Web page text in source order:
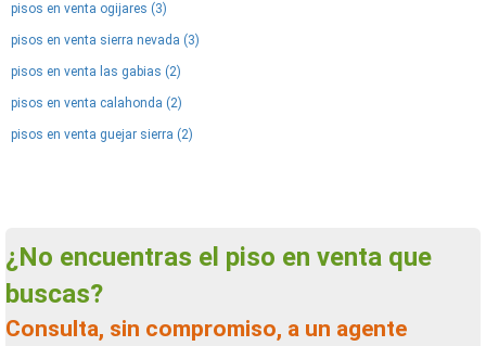
pisos en venta ogijares (3)
pisos en venta sierra nevada (3)
pisos en venta las gabias (2)
pisos en venta calahonda (2)
pisos en venta guejar sierra (2)
¿No encuentras el piso en venta que
buscas?
Consulta, sin compromiso, a un agente